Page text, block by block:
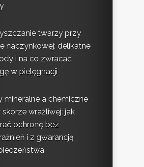
twarzy przy
naczynkowej: delikatne
i na co zwracać
w pielęgnacji
mineralne a chemiczne
wrażliwej: jak
ochronę bez
i z gwarancją